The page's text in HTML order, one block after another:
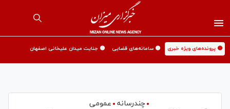
🟡 پرونده‌های ویژه خبری 🟡 سامانه‌های قضایی 🟡 جنایت میدان علیخانی اصفهان
چندرسانه
عمومی